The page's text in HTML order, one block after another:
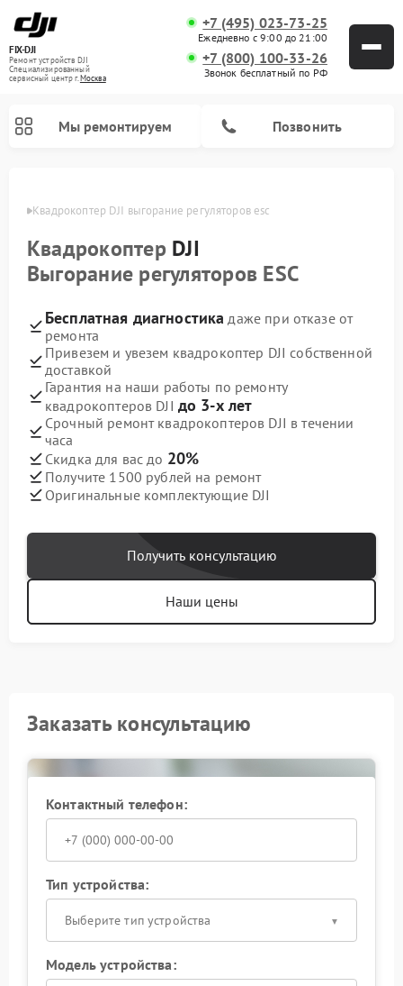
FIX-DJI
Ремонт устройств DJI
Специализированный
cервисный центр г.Москва
+7 (495) 023-73-25
Ежедневно с 9:00 до 21:00
+7 (800) 100-33-26
Звонок бесплатный по РФ
Мы ремонтируем Позвонить
Квадрокоптер DJI выгорание регуляторов esc
Квадрокоптер DJI
Выгорание регуляторов ESC
Бесплатная диагностика даже при отказе от
ремонта
Привезем и увезем квадрокоптер DJI собственной
доставкой
Гарантия на наши работы по ремонту
квадрокоптеров DJI до 3-х лет
Срочный ремонт квадрокоптеров DJI в течении
часа
Скидка для вас до 20%
Получите 1500 рублей на ремонт
Оригинальные комплектующие DJI
Получить консультацию
Наши цены
Заказать консультацию
Контактный телефон:
Тип устройства:
Выберите тип устройства
Модель устройства: